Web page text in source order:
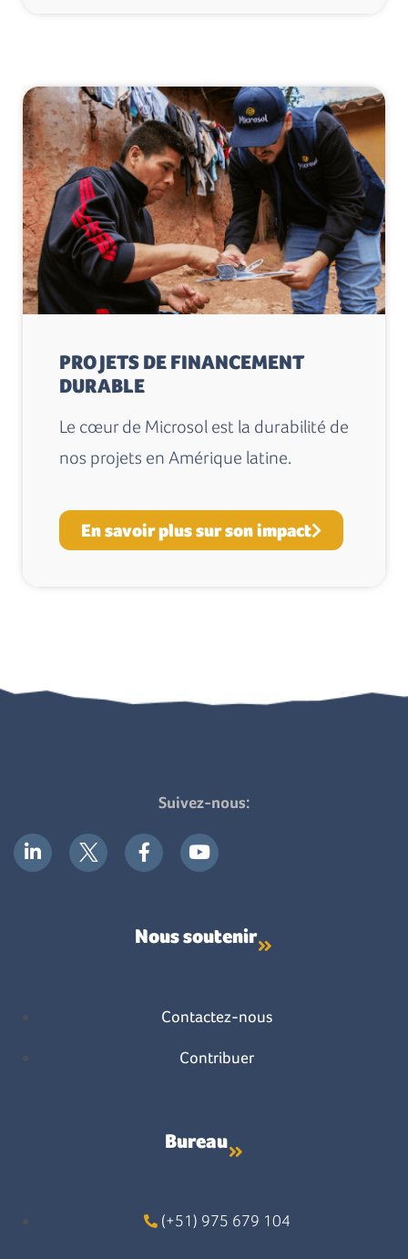
PROJETS DE FINANCEMENT
DURABLE
Le cœur de Microsol est la durabilité de
nos projets en Amérique latine.
En savoir plus sur son impact
Suivez-nous:
Nous soutenir
Contactez-nous
Contribuer
Bureau
(+51) 975 679 104